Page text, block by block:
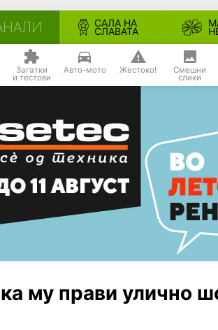
САЛА НА
СЛАВАТА
Загатки
и тестови
Авто-мото Жестоко! Смешни
слики
му прави улично